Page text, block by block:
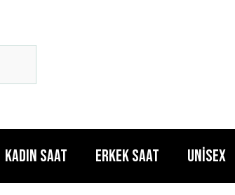
Kadın Saat Erkek Saat Unisex